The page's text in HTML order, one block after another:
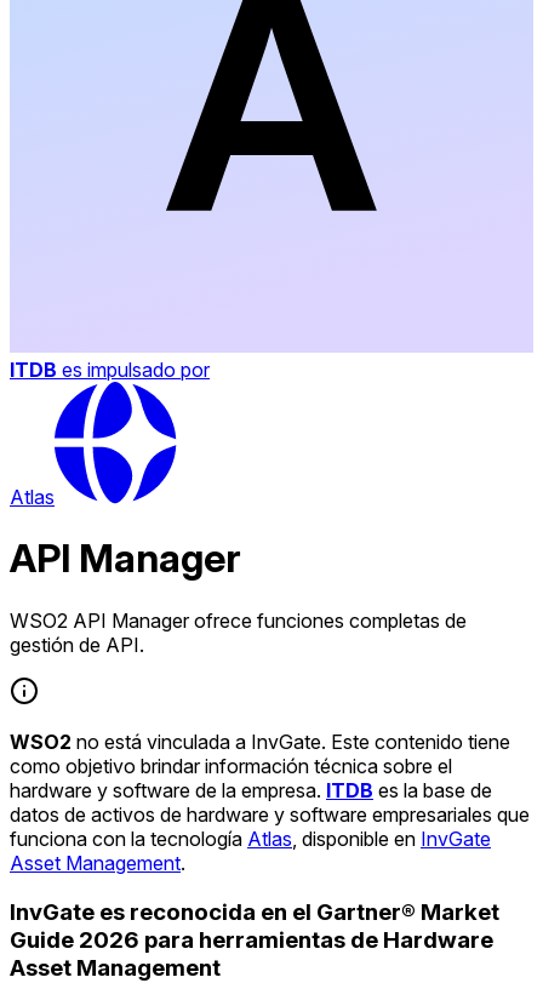
ITDB es impulsado por
Atlas
API Manager
WSO2 API Manager ofrece funciones completas de
gestión de API.
WSO2 no está vinculada a InvGate. Este contenido tiene
como objetivo brindar información técnica sobre el
hardware y software de la empresa. ITDB es la base de
datos de activos de hardware y software empresariales que
funciona con la tecnología Atlas , disponible en InvGate
Asset Management.
InvGate es reconocida en el Gartner® Market
Guide 2026 para herramientas de Hardware
Asset Management